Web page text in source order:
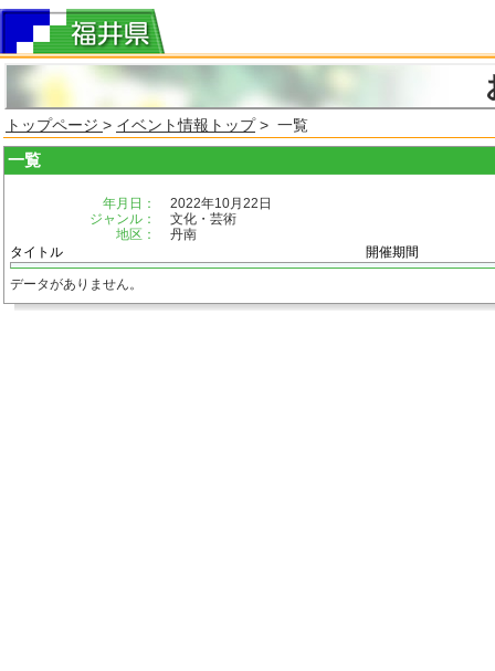
トップページ > イベント情報トップ> 一覧
一覧
年月日：
2022年10月22日
ジャンル：
文化・芸術
地区：
丹南
タイトル
開催期間
データがありません。